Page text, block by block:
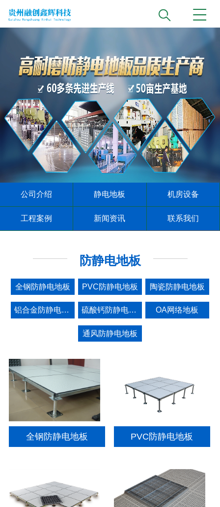
公司介绍 静电地板 机房设备
工程案例 新闻资讯 联系我们
防静电地板
全钢防静电地板 PVC防静电地板 陶瓷防静电地板
铝合金防静电地板 硫酸钙防静电地板 OA网络地板
通风防静电地板
全钢防静电地板 PVC防静电地板